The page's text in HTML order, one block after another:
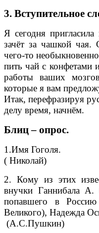
3. Вступительное
Я сегодня
зачёт за чашкой
чего-то
пить чай с
работы ваших
которые я вам
Итак, перефразируя
делу время, начнём.
Блиц – опрос.
1.Имя Гоголя.
( Николай)
2. Кому из этих
внучки Ганнибала А.
попавшего в
Великого), Надежда
(А.С.Пушкин)